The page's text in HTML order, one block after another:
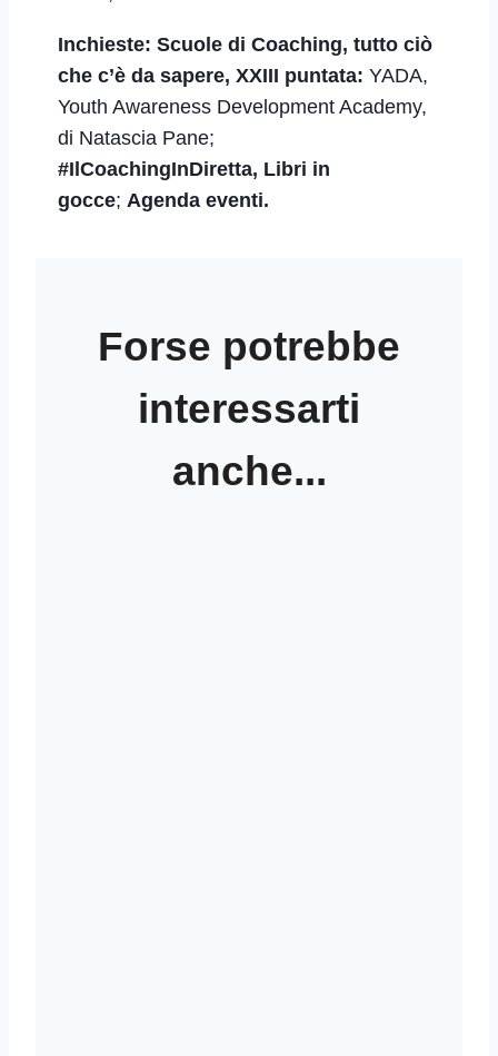
Inchieste: Scuole di Coaching, tutto ciò
che c’è da sapere, XXIII puntata: YADA,
Youth Awareness Development Academy,
di Natascia Pane;
#IlCoachingInDiretta, Libri in
gocce; Agenda eventi.
Forse potrebbe
interessarti
anche...